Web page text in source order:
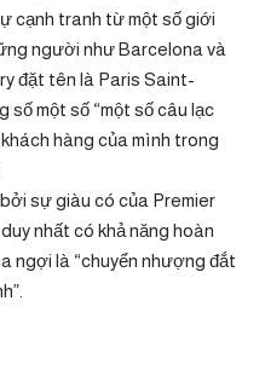
cạnh tranh từ một số giới
người như Barcelona và
đặt tên là Paris Saint-
số một số “một số câu lạc
hàng của mình trong
sự giàu có của Premier
nhất có khả năng hoàn
ngợi là “chuyển nhượng đắt